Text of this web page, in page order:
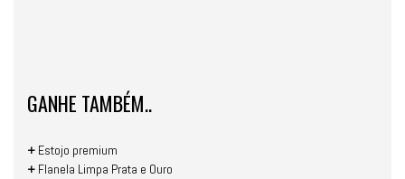
GANHE TAMBÉM..
+ Estojo premium
+ Flanela Limpa Prata e Ouro